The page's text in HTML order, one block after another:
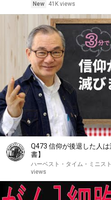
New
41K views
Q473 信仰が後退した人
書】
ハーベスト・タイム・ミニス
views